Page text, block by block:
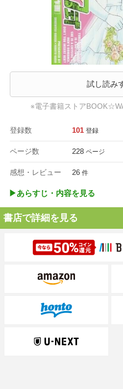
試し読み
※電子書籍ストア
登録数 101 登録
ページ数 228 ページ
感想・レビュー 26 件
▶︎あらすじ・内容を見る
書店で詳細を見る